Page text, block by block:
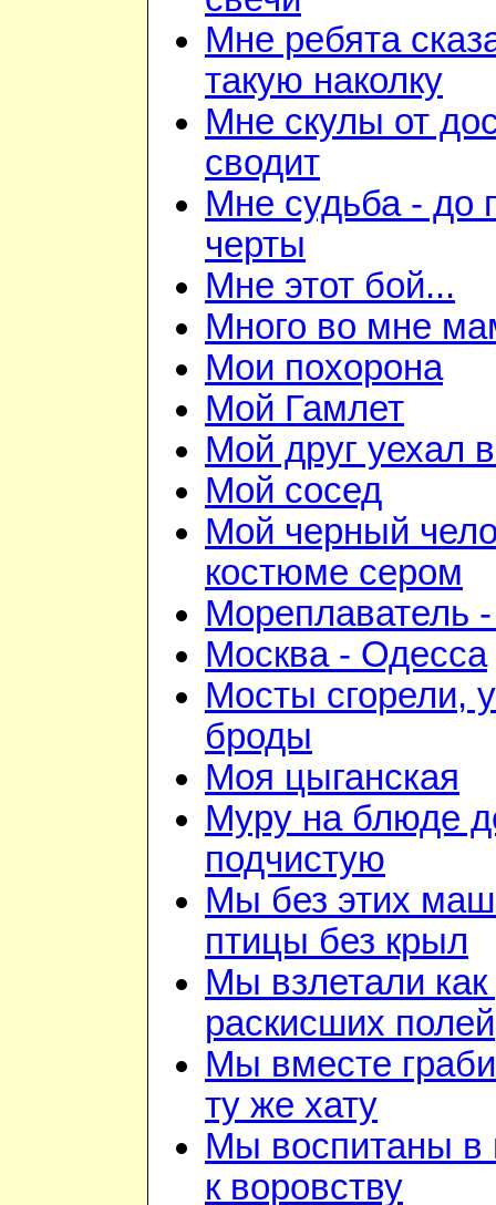
Мне ребята
такую наколку
Мне скулы от
сводит
Мне судьба - до
черты
Мне этот бой...
Много во мне
Мои похорона
Мой Гамлет
Мой друг уехал
Мой сосед
Мой черный
костюме сером
Мореплаватель
Москва - Одесса
Мосты сгорели,
броды
Моя цыганская
Муру на блюде
подчистую
Мы без этих
птицы без крыл
Мы взлетали как
раскисших полей
Мы вместе
ту же хату
Мы воспитаны в
к воровству